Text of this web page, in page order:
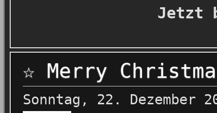
Jetzt
☆ Merry
Sonntag, 22. Dezember